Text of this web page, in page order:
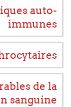
auto-
immunes
de la
sanguine